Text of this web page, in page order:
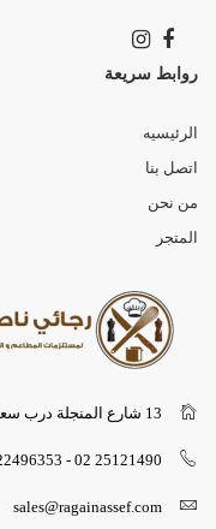
روابط سريعة
الرئيسيه
اتصل بنا
من نحن
المتجر
13 شارع المنجلة درب سعادة خلف مول وكالة الازهر - القاهرة
25121490 02 - 01222496353
sales@ragainassef.com